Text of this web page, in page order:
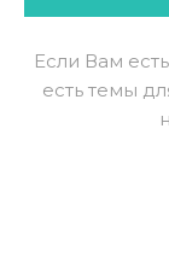
Если Вам
есть темы